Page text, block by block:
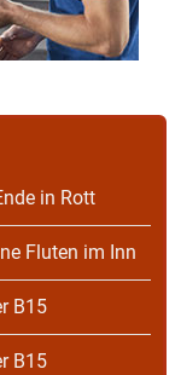
in Rott
Fluten im Inn
B15
B15